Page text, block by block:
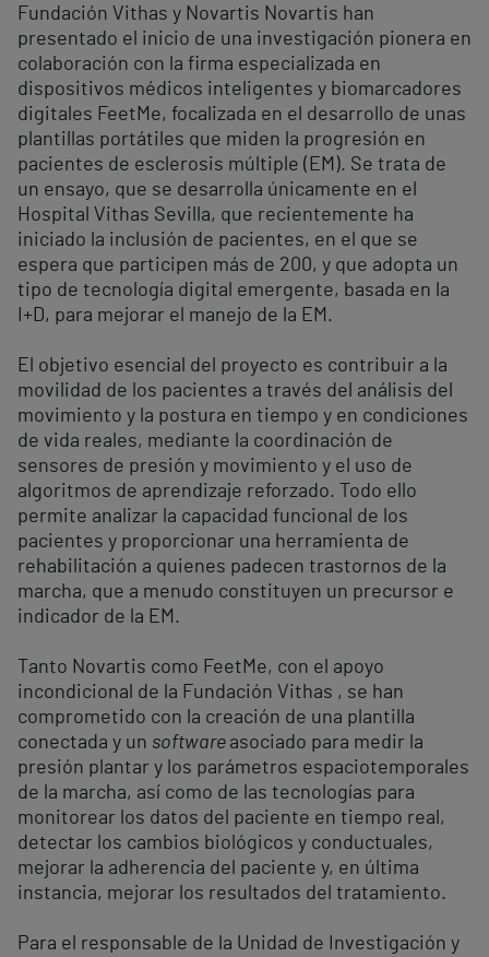
Fundación Vithas y Novartis Novartis han
presentado el inicio de una investigación pionera en
colaboración con la firma especializada en
dispositivos médicos inteligentes y biomarcadores
digitales FeetMe, focalizada en el desarrollo de unas
plantillas portátiles que miden la progresión en
pacientes de esclerosis múltiple (EM). Se trata de
un ensayo, que se desarrolla únicamente en el
Hospital Vithas Sevilla, que recientemente ha
iniciado la inclusión de pacientes, en el que se
espera que participen más de 200, y que adopta un
tipo de tecnología digital emergente, basada en la
I+D, para mejorar el manejo de la EM.
El objetivo esencial del proyecto es contribuir a la
movilidad de los pacientes a través del análisis del
movimiento y la postura en tiempo y en condiciones
de vida reales, mediante la coordinación de
sensores de presión y movimiento y el uso de
algoritmos de aprendizaje reforzado. Todo ello
permite analizar la capacidad funcional de los
pacientes y proporcionar una herramienta de
rehabilitación a quienes padecen trastornos de la
marcha, que a menudo constituyen un precursor e
indicador de la EM.
Tanto Novartis como FeetMe, con el apoyo
incondicional de la Fundación Vithas , se han
comprometido con la creación de una plantilla
conectada y un software asociado para medir la
presión plantar y los parámetros espaciotemporales
de la marcha, así como de las tecnologías para
monitorear los datos del paciente en tiempo real,
detectar los cambios biológicos y conductuales,
mejorar la adherencia del paciente y, en última
instancia, mejorar los resultados del tratamiento.
Para el responsable de la Unidad de Investigación y